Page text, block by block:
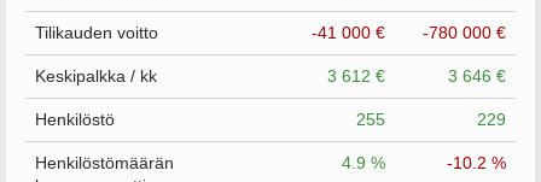
Tilikauden voitto -41 000 € -780 000 €
Keskipalkka / kk 3 612 € 3 646 €
Henkilöstö 255 229
Henkilöstömäärän
4.9 % -10.2 %